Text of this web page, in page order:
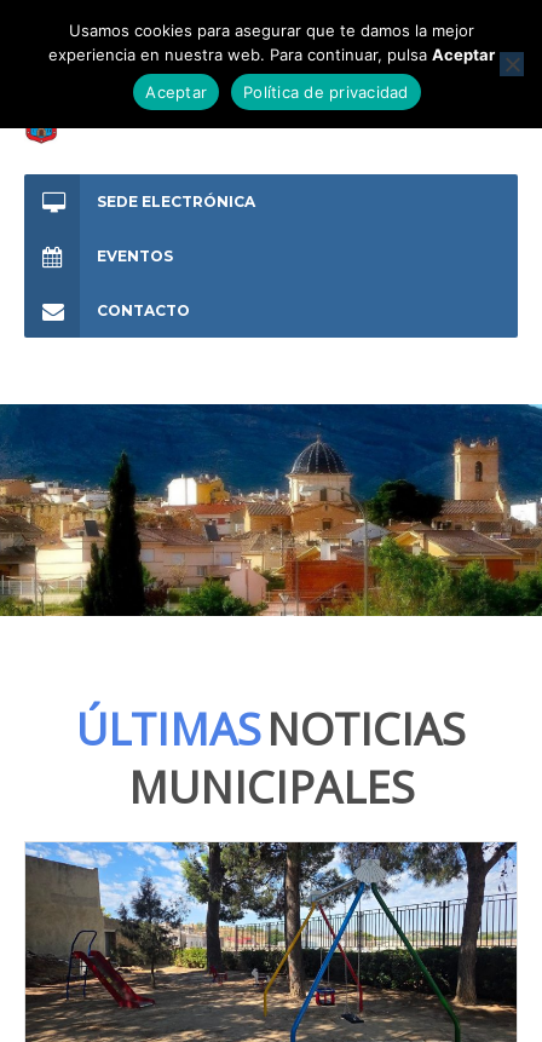
SEDE ELECTRÓNICA
EVENTOS
CONTACTO
ÚLTIMASNOTICIAS
MUNICIPALES
Usamos cookies para asegurar que te damos la mejor
experiencia en nuestra web. Para continuar, pulsa Aceptar
Aceptar
Política de privacidad